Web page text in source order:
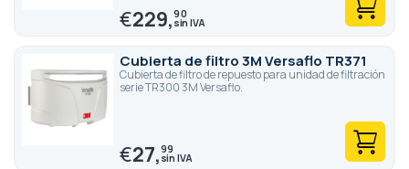
€229,90
Cubierta de filtro 3M Versaflo TR371
Cubierta de filtro de repuesto para unidad de filtración
serie TR300 3M Versaflo.
€27,99